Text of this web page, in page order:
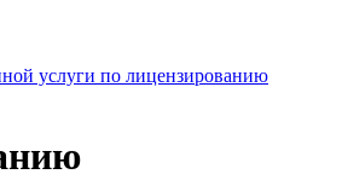
услуги по лицензированию